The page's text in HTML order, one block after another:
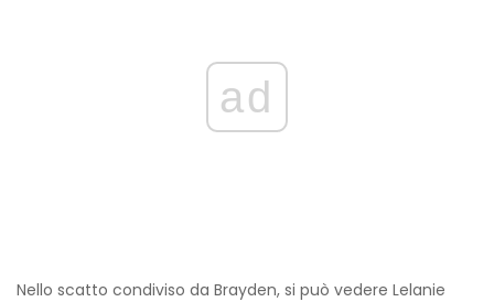
ad
Nello scatto condiviso da Brayden, si può vedere Lelanie